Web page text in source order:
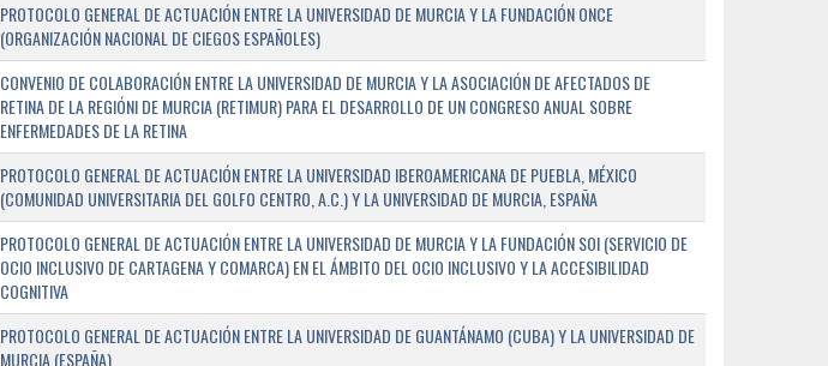
PROTOCOLO GENERAL DE ACTUACIÓN ENTRE LA UNIVERSIDAD DE MURCIA Y LA FUNDACIÓN ONCE
(ORGANIZACIÓN NACIONAL DE CIEGOS ESPAÑOLES)
CONVENIO DE COLABORACIÓN ENTRE LA UNIVERSIDAD DE MURCIA Y LA ASOCIACIÓN DE AFECTADOS DE
RETINA DE LA REGIÓNI DE MURCIA (RETIMUR) PARA EL DESARROLLO DE UN CONGRESO ANUAL SOBRE
ENFERMEDADES DE LA RETINA
PROTOCOLO GENERAL DE ACTUACIÓN ENTRE LA UNIVERSIDAD IBEROAMERICANA DE PUEBLA, MÉXICO
(COMUNIDAD UNIVERSITARIA DEL GOLFO CENTRO, A.C.) Y LA UNIVERSIDAD DE MURCIA, ESPAÑA
PROTOCOLO GENERAL DE ACTUACIÓN ENTRE LA UNIVERSIDAD DE MURCIA Y LA FUNDACIÓN SOI (SERVICIO DE
OCIO INCLUSIVO DE CARTAGENA Y COMARCA) EN EL ÁMBITO DEL OCIO INCLUSIVO Y LA ACCESIBILIDAD
COGNITIVA
PROTOCOLO GENERAL DE ACTUACIÓN ENTRE LA UNIVERSIDAD DE GUANTÁNAMO (CUBA) Y LA UNIVERSIDAD DE
MURCIA (ESPAÑA)